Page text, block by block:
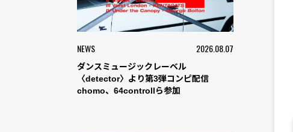
NEWS 2026.08.07
ダンスミュージックレーベル
〈detector〉より第3弾コンピ配信
chomo、64controllら参加